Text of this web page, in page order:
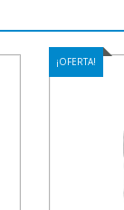
¡OFERTA!